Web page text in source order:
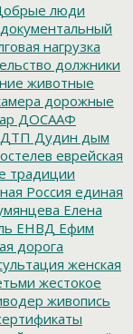
люди
документальный
нагрузка
должники
животные
дорожные
ДОСААФ
ДТП Дудин дым
еврейская
традиции
Россия единая
Елена
ЕНВД Ефим
дорога
женская
жестокое
живопись